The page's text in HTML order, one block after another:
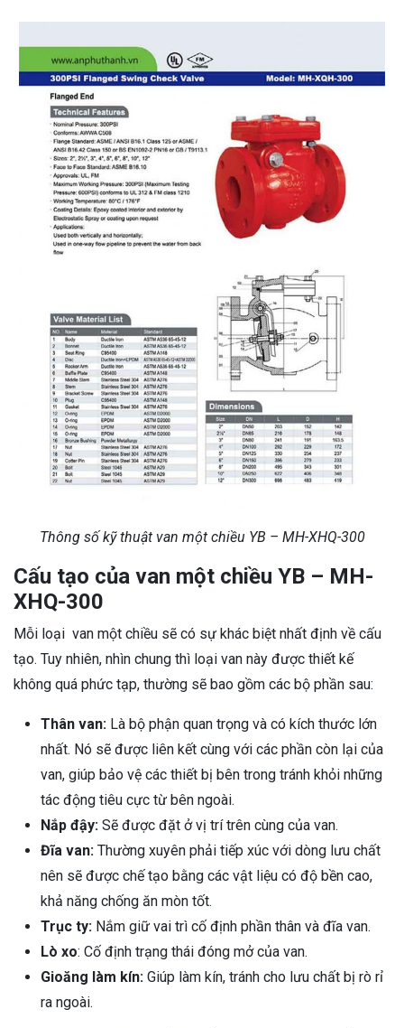
Thông số kỹ thuật van một chiều YB – MH-XHQ-300
Cấu tạo của van một chiều YB – MH-
XHQ-300
Mỗi loại van một chiều sẽ có sự khác biệt nhất định về cấu
tạo. Tuy nhiên, nhìn chung thì loại van này được thiết kế
không quá phức tạp, thường sẽ bao gồm các bộ phần sau:
Thân van: Là bộ phận quan trọng và có kích thước lớn
nhất. Nó sẽ được liên kết cùng với các phần còn lại của
van, giúp bảo vệ các thiết bị bên trong tránh khỏi những
tác động tiêu cực từ bên ngoài.
Nắp đậy: Sẽ được đặt ở vị trí trên cùng của van.
Đĩa van: Thường xuyên phải tiếp xúc với dòng lưu chất
nên sẽ được chế tạo bằng các vật liệu có độ bền cao,
khả năng chống ăn mòn tốt.
Trục ty: Nắm giữ vai trì cố định phần thân và đĩa van.
Lò xo: Cố định trạng thái đóng mở của van.
Gioăng làm kín: Giúp làm kín, tránh cho lưu chất bị rò rỉ
ra ngoài.